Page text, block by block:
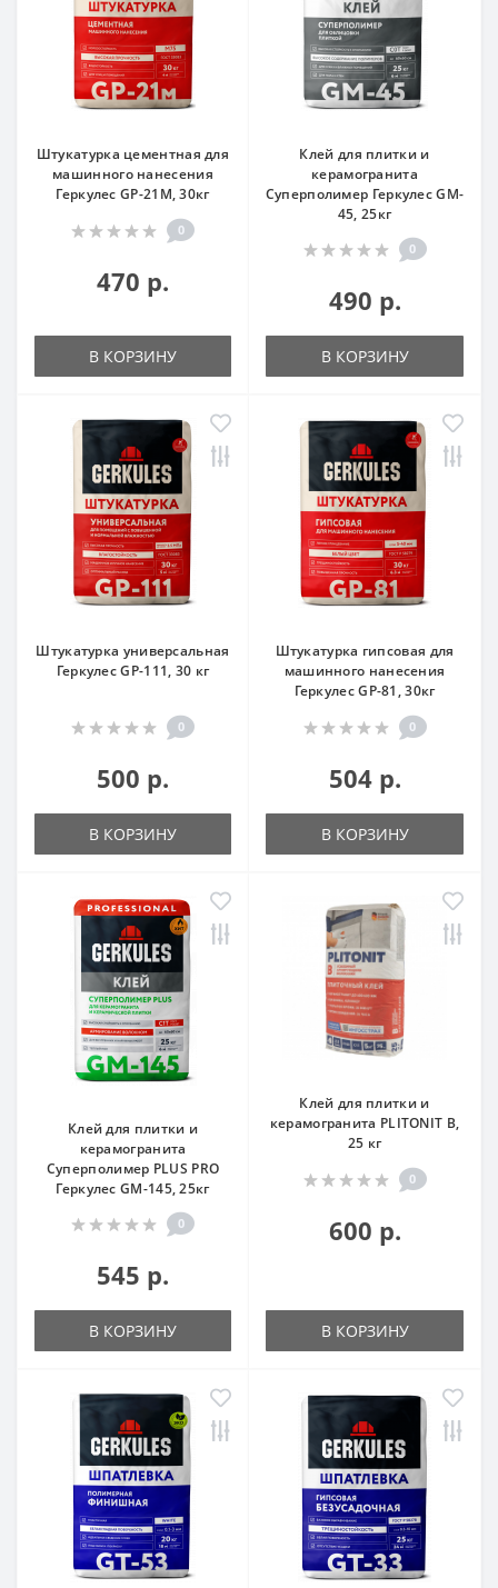
Штукатурка цементная для
машинного нанесения
Геркулес GP-21M, 30кг
0
470 р.
В КОРЗИНУ
Клей для плитки и
керамогранита
Суперполимер Геркулес GM-
45, 25кг
0
490 р.
В КОРЗИНУ
Штукатурка универсальная
Геркулес GP-111, 30 кг
0
500 р.
В КОРЗИНУ
Штукатурка гипсовая для
машинного нанесения
Геркулес GP-81, 30кг
0
504 р.
В КОРЗИНУ
Клей для плитки и
керамогранита
Суперполимер PLUS PRO
Геркулес GM-145, 25кг
0
545 р.
В КОРЗИНУ
Клей для плитки и
керамогранита PLITONIT В,
25 кг
0
600 р.
В КОРЗИНУ